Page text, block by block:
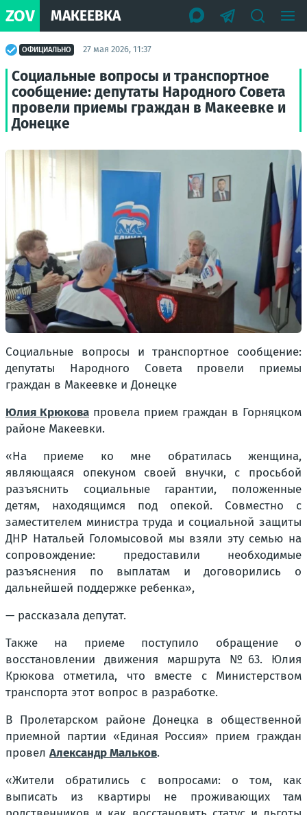
ZOV МАКЕЕВКА
ОФИЦИАЛЬНО 27 мая 2026, 11:37
Социальные вопросы и транспортное
сообщение: депутаты Народного Совета
провели приемы граждан в Макеевке и
Донецке
Социальные вопросы и транспортное сообщение:
депутаты Народного Совета провели приемы
граждан в Макеевке и Донецке
Юлия Крюкова провела прием граждан в Горняцком
районе Макеевки.
«На приеме ко мне обратилась женщина,
являющаяся опекуном своей внучки, с просьбой
разъяснить социальные гарантии, положенные
детям, находящимся под опекой. Совместно с
заместителем министра труда и социальной защиты
ДНР Натальей Голомысовой мы взяли эту семью на
сопровождение: предоставили необходимые
разъяснения по выплатам и договорились о
дальнейшей поддержке ребенка»,
— рассказала депутат.
Также на приеме поступило обращение о
восстановлении движения маршрута №63. Юлия
Крюкова отметила, что вместе с Министерством
транспорта этот вопрос в разработке.
В Пролетарском районе Донецка в общественной
приемной партии «Единая Россия» прием граждан
провел Александр Мальков.
«Жители обратились с вопросами: о том, как
выписать из квартиры не проживающих там